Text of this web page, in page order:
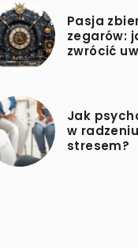
Pasja
zegarów:
zwrócić
Jak
w
stresem?